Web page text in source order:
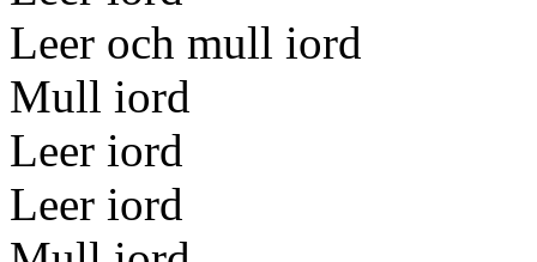
Leer och mull iord
Mull iord
Leer iord
Leer iord